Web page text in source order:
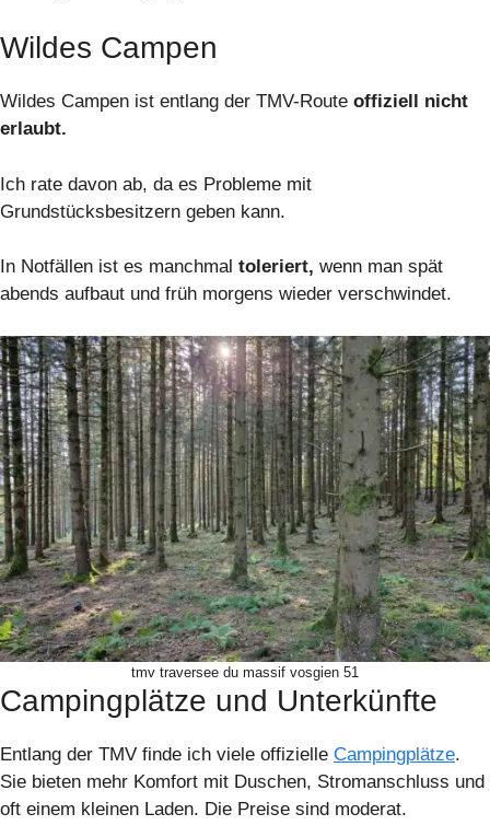
Wildes Campen
Wildes Campen ist entlang der TMV-Route offiziell nicht
erlaubt.
Ich rate davon ab, da es Probleme mit
Grundstücksbesitzern geben kann.
In Notfällen ist es manchmal toleriert, wenn man spät
abends aufbaut und früh morgens wieder verschwindet.
tmv traversee du massif vosgien 51
Campingplätze und Unterkünfte
Entlang der TMV finde ich viele offizielle Campingplätze.
Sie bieten mehr Komfort mit Duschen, Stromanschluss und
oft einem kleinen Laden. Die Preise sind moderat.